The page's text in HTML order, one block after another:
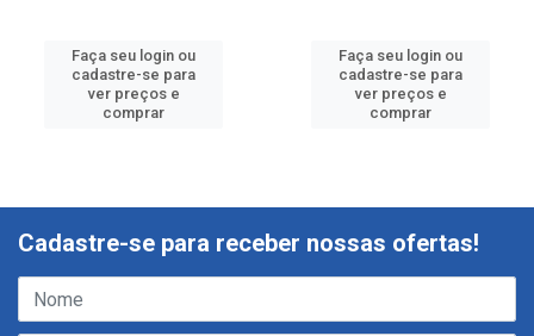
Faça seu login ou
cadastre-se para
ver preços e
comprar
Faça seu login ou
cadastre-se para
ver preços e
comprar
Cadastre-se para receber nossas ofertas!